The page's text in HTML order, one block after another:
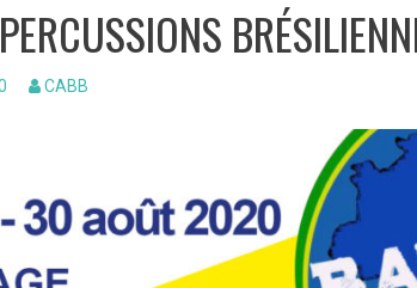
CABB